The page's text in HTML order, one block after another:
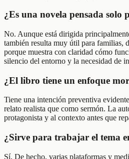
¿Es una novela pensada solo
No. Aunque está dirigida
también resulta muy útil para familias,
porque muestra con claridad cómo
silencio del entorno y la necesidad de
¿El libro tiene un enfoque
Tiene una intención preventiva
relato realista que como sermón. La
protagonista y al contexto antes que
¿Sirve para trabajar el tema
Sí. De hecho, varias plataformas y